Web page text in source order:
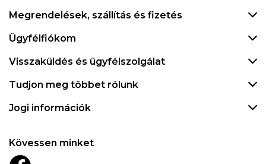
Megrendelések, szállítás és fizetés
Ügyfélfiókom
Visszaküldés és ügyfélszolgálat
Tudjon meg többet rólunk
Jogi információk
Kövessen minket